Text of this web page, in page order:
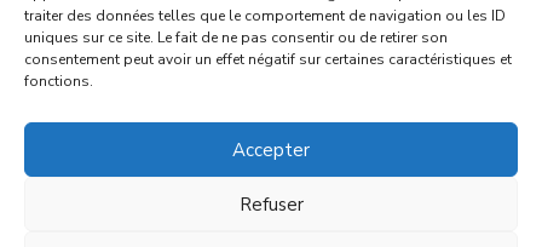
traiter des données telles que le comportement de navigation ou les ID
uniques sur ce site. Le fait de ne pas consentir ou de retirer son
consentement peut avoir un effet négatif sur certaines caractéristiques et
fonctions.
Accepter
Refuser
© 2026 | VBA - tous droits réservés